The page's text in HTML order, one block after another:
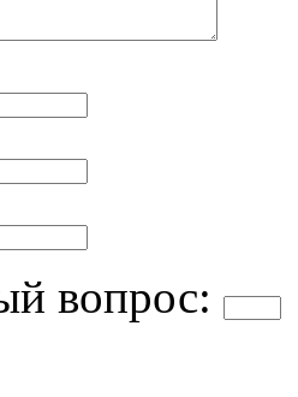
вопрос: